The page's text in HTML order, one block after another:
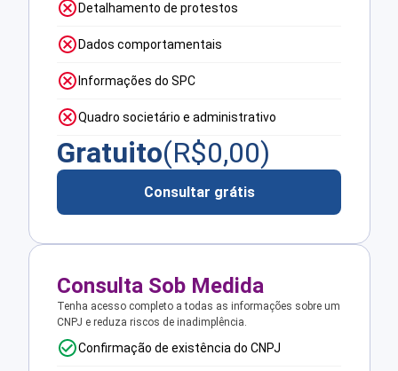
Detalhamento de protestos
Dados comportamentais
Informações do SPC
Quadro societário e administrativo
Gratuito(R$0,00)
Consultar grátis
Consulta Sob Medida
Tenha acesso completo a todas as informações sobre um
CNPJ e reduza riscos de inadimplência.
Confirmação de existência do CNPJ